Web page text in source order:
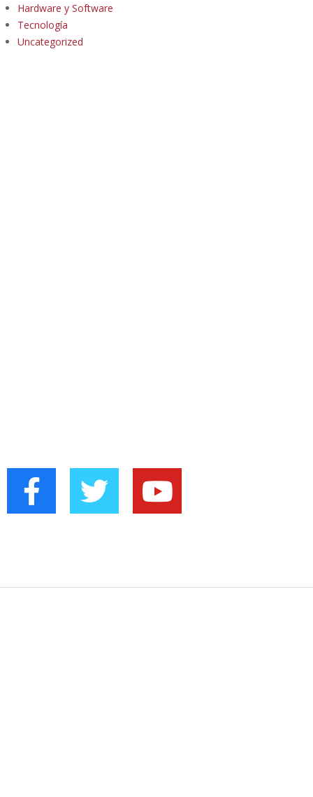
Hardware y Software
Tecnología
Uncategorized